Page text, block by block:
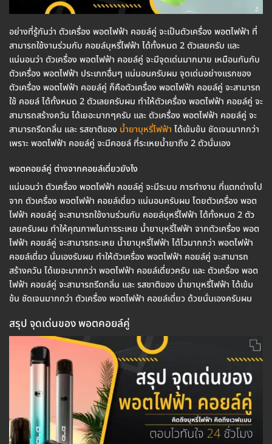
อย่างที่รู้กันว่า ตัวเครื่อง พอตไฟฟ้า คอยล์คู่ จะเป็นตัวเครื่อง พอตไฟฟ้า ที่
สามารถใช้งานร่วมกับ คอยล์บุหรี่ไฟฟ้า ได้ทั้งหมด 2 ตัวเลยครับ และ
แน่นอนว่า ตัวเครื่อง พอตไฟฟ้า คอยล์คู่ จะมีจุดเด่นมากมาย เหมือนกันกับ
ตัวเครื่อง พอตไฟฟ้า ประเภทอื่นๆ แน่นอนครับผม จุดเด่นอย่างแรกของ
ตัวเครื่อง พอตไฟฟ้า คอยล์คู่ ก็คือตัวเครื่อง พอตไฟฟ้า คอยล์คู่ จะสามารถ
ใช้ คอยล์ ได้ทั้งหมด 2 ตัวเลยครับผม ทำให้ตัวเครื่อง พอตไฟฟ้า คอยล์คู่ จะ
สามารถสร้างควัน ได้เยอะมากๆครับ และ ตัวเครื่อง พอตไฟฟ้า คอยล์คู่ จะ
สามารถรีดกลิ่น และ รสชาติของ น้ำยาบุหรี่ไฟฟ้า ได้เข้มข้น ชัดเจนมากกว่า
เพราะ พอตไฟฟ้า คอยล์คู่ จะมีคอยล์ ที่ระเหยน้ำยาถึง 2 ตัวนั่นเอง
พอตคอยล์คู่ ต่างจากคอยล์เดี่ยวยังไง
แน่นอนว่า ตัวเครื่อง พอตไฟฟ้า คอยล์คู่ จะมีระบบ การทำงาน ที่แตกต่างไป
จาก ตัวเครื่อง พอตไฟฟ้า คอยล์เดี่ยว แน่นอนครับผม โดยตัวเครื่อง พอต
ไฟฟ้า คอยล์คู่ จะสามารถใช้งานร่วมกับ คอยล์บุหรี่ไฟฟ้า ได้ทั้งหมด 2 ตัว
เลยครับผม ทำให้คุณภาพในการระเหย น้ำยาบุหรี่ไฟฟ้า จากตัวเครื่อง พอต
ไฟฟ้า คอยล์คู่ จะสามารถระเหย น้ำยาบุหรี่ไฟฟ้า ได้ไวมากกว่า พอตไฟฟ้า
คอยล์เดี่ยว นั่นเองรับผม ทำให้ตัวเครื่อง พอตไฟฟ้า คอยล์คู่ จะสามารถ
สร้างควัน ได้เยอะมากกว่า พอตไฟฟ้า คอยล์เดี่ยวครับ และ ตัวเครื่อง พอต
ไฟฟ้า คอยล์คู่ จะสามารถรีดกลิ่น และ รสชาติของ น้ำยาบุหรี่ไฟฟ้า ได้เข้ม
ข้น ชัดเจนมากกว่า ตัวเครื่อง พอตไฟฟ้า คอยล์เดี่ยว ด้วยนั่นเองครับผม
สรุป จุดเด่นของ พอตคอยล์คู่